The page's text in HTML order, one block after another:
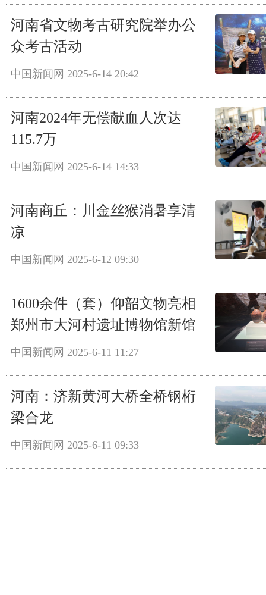
河南省文物考古研究院举办公
众考古活动
中国新闻网 2025-6-14 20:42
河南2024年无偿献血人次达
115.7万
中国新闻网 2025-6-14 14:33
河南商丘：川金丝猴消暑享清
凉
中国新闻网 2025-6-12 09:30
1600余件（套）仰韶文物亮相
郑州市大河村遗址博物馆新馆
中国新闻网 2025-6-11 11:27
河南：济新黄河大桥全桥钢桁
梁合龙
中国新闻网 2025-6-11 09:33